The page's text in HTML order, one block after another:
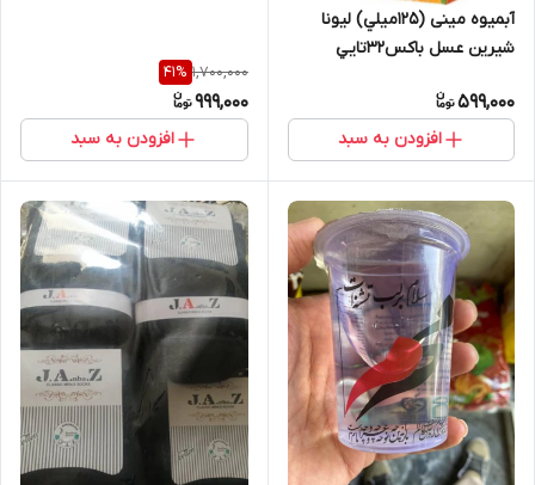
ٔآبمیوه مینی (۱۲۵میلي) ليونا
شیرین عسل باكس32تايي
599,000
افزودن به سبد
1,700,000
41%
999,000
افزودن به سبد